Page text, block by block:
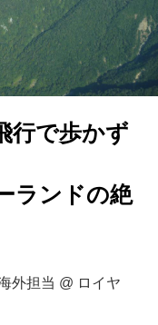
行で歩かず
ランドの絶
外担当 @ ロイヤ